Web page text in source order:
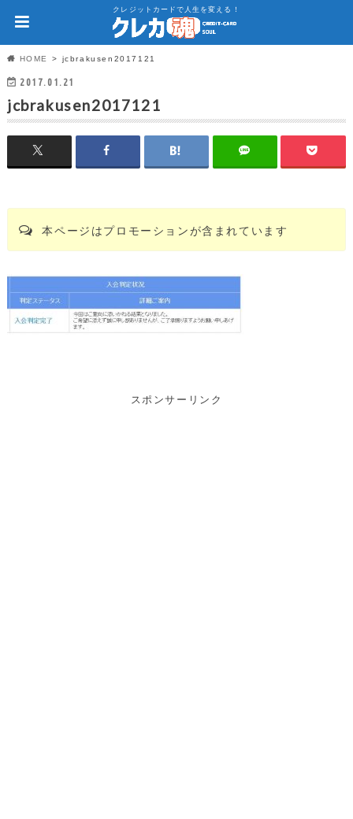
クレジットカードで人生を変える！
HOME jcbrakusen2017121
2017.01.21
jcbrakusen2017121
本ページはプロモーションが含まれています
スポンサーリンク